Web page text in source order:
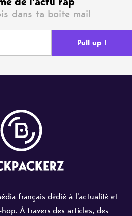
dans ta boite mail
français dédié à l'actualité et
À travers des articles, des